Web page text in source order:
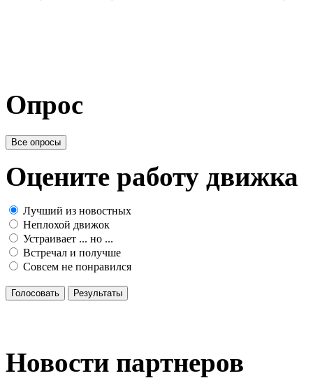
Опрос
Все опросы
Оцените работу движка
Лучший из новостных
Неплохой движок
Устраивает ... но ...
Встречал и получше
Совсем не понравился
Голосовать Результаты
Новости партнеров